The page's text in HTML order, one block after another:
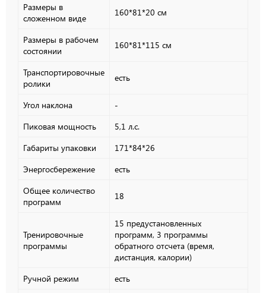
Размеры в
сложенном виде
160*81*20 см
Размеры в рабочем
состоянии
160*81*115 см
Транспортировочные
ролики
есть
Угол наклона
-
Пиковая мощность
5,1 л.с.
Габариты упаковки
171*84*26
Энергосбережение
есть
Общее количество
программ
18
Тренировочные
программы
15 предустановленных
программ, 3 программы
обратного отсчета (время,
дистанция, калории)
Ручной режим
есть